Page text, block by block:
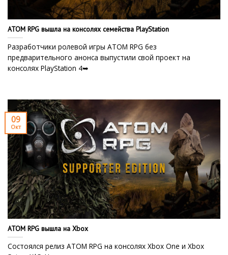
ATOM RPG вышла на консолях семейства PlayStation
Разработчики ролевой игры ATOM RPG без
предварительного анонса выпустили свой проект на
консолях PlayStation 4➥
ATOM RPG вышла на Xbox
Состоялся релиз ATOM RPG на консолях Xbox One и Xbox
09
Окт